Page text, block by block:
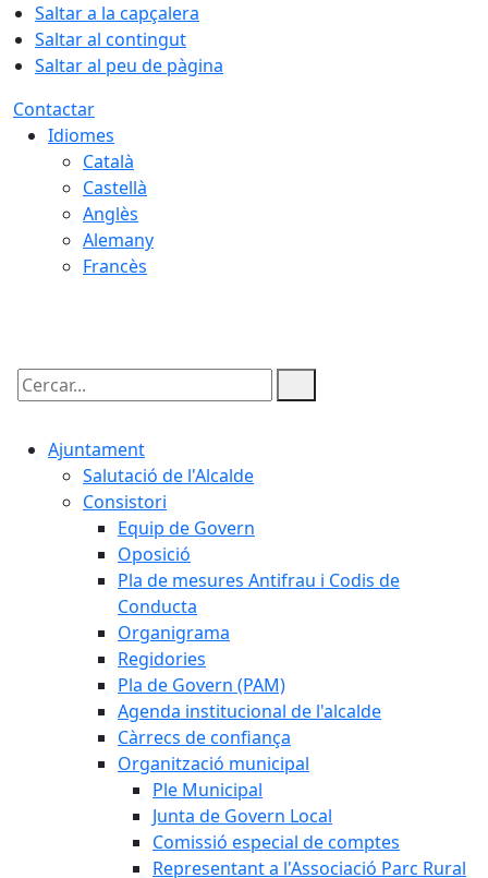
Saltar a la capçalera
Saltar al contingut
Saltar al peu de pàgina
Contactar
Idiomes
Català
Castellà
Anglès
Alemany
Francès
Cercar:
Ajuntament
Salutació de l'Alcalde
Consistori
Equip de Govern
Oposició
Pla de mesures Antifrau i Codis de
Conducta
Organigrama
Regidories
Pla de Govern (PAM)
Agenda institucional de l'alcalde
Càrrecs de confiança
Organització municipal
Ple Municipal
Junta de Govern Local
Comissió especial de comptes
Representant a l'Associació Parc Rural